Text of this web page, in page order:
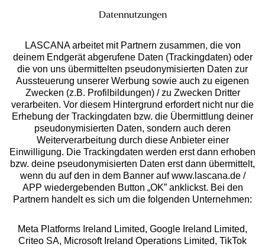
Services
Beratung
Über uns
Rechtliches
Datennutzungen
LASCANA arbeitet mit Partnern zusammen, die von
deinem Endgerät abgerufene Daten (Trackingdaten) oder
die von uns übermittelten pseudonymisierten Daten zur
Aussteuerung unserer Werbung sowie auch zu eigenen
Zwecken (z.B. Profilbildungen) / zu Zwecken Dritter
verarbeiten. Vor diesem Hintergrund erfordert nicht nur die
Erhebung der Trackingdaten bzw. die Übermittlung deiner
pseudonymisierten Daten, sondern auch deren
Weiterverarbeitung durch diese Anbieter einer
Einwilligung. Die Trackingdaten werden erst dann erhoben
bzw. deine pseudonymisierten Daten erst dann übermittelt,
wenn du auf den in dem Banner auf www.lascana.de /
APP wiedergebenden Button „OK” anklickst. Bei den
Partnern handelt es sich um die folgenden Unternehmen:
Meta Platforms Ireland Limited, Google Ireland Limited,
Criteo SA, Microsoft Ireland Operations Limited, TikTok